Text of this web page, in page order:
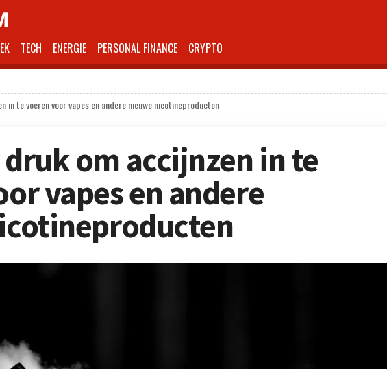
TECH ENERGIE PERSONAL FINANCE CRYPTO
in te voeren voor vapes en andere nieuwe nicotineproducten
druk om accijnzen in te
vapes en andere